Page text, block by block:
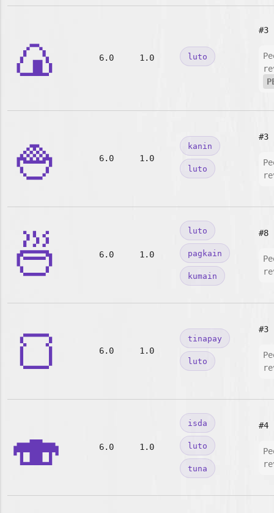
🍙 6.0 1.0 luto
#3
🍚 6.0 1.0
kanin
luto
#3
🍜 6.0 1.0
luto
pagkain
kumain
#8
🍞 6.0 1.0
tinapay
luto
#3
🍣 6.0 1.0
isda
luto
tuna
#4